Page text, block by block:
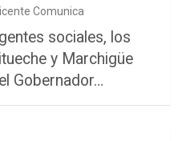
Comunica
sociales, los
y Marchigüe
Gobernador…